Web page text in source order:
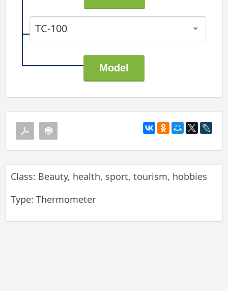
TC-100
Class: Beauty, health, sport, tourism, hobbies
Type: Thermometer